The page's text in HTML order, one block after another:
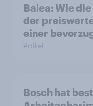
Balea: Wie
der
einer
Artikel
Bosch hat